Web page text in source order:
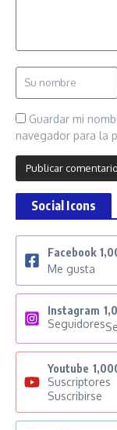
Guardar mi
navegador para la
Social Icons
Facebook
Me gusta
Instagram
Seguidores
Youtube
Suscriptores
Suscribirse